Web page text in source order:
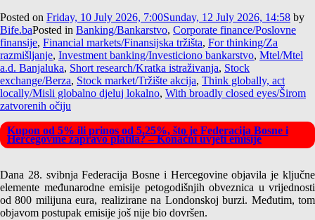
Posted on Friday, 10 July 2026, 7:00Sunday, 12 July 2026, 14:58 by
Bife.baPosted in Banking/Bankarstvo, Corporate finance/Poslovne
finansije, Financial markets/Finansijska tržišta, For thinking/Za
razmišljanje, Investment banking/Investiciono bankarstvo, Mtel/Mtel
a.d. Banjaluka, Short research/Kratka istraživanja, Stock
exchange/Berza, Stock market/Tržište akcija, Think globally, act
locally/Misli globalno djeluj lokalno, With broadly closed eyes/Širom
zatvorenih očiju
Kupon od 5% ili prinos od 5,25%, što je Federacija Bosne i
Hercegovine zapravo platila? – Konačni uvjeti emisije
Dana 28. svibnja Federacija Bosne i Hercegovine objavila je ključne
elemente međunarodne emisije petogodišnjih obveznica u vrijednosti
od 800 milijuna eura, realizirane na Londonskoj burzi. Međutim, tom
objavom postupak emisije još nije bio dovršen.